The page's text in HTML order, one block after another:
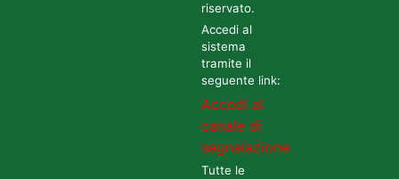
riservato.
Accedi al
sistema
tramite il
seguente link:
Accedi al
canale di
segnalazione
Tutte le